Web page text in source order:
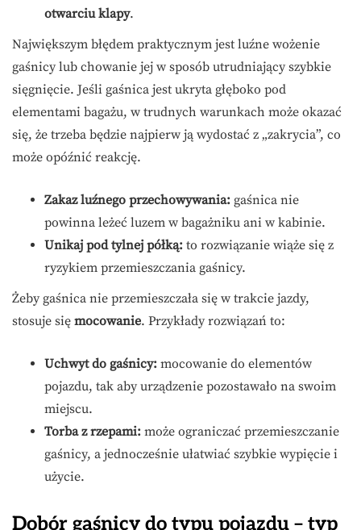
otwarciu klapy.
Największym błędem praktycznym jest luźne wożenie
gaśnicy lub chowanie jej w sposób utrudniający szybkie
sięgnięcie. Jeśli gaśnica jest ukryta głęboko pod
elementami bagażu, w trudnych warunkach może okazać
się, że trzeba będzie najpierw ją wydostać z „zakrycia”, co
może opóźnić reakcję.
Zakaz luźnego przechowywania: gaśnica nie
powinna leżeć luzem w bagażniku ani w kabinie.
Unikaj pod tylnej półką: to rozwiązanie wiąże się z
ryzykiem przemieszczania gaśnicy.
Żeby gaśnica nie przemieszczała się w trakcie jazdy,
stosuje się mocowanie. Przykłady rozwiązań to:
Uchwyt do gaśnicy: mocowanie do elementów
pojazdu, tak aby urządzenie pozostawało na swoim
miejscu.
Torba z rzepami: może ograniczać przemieszczanie
gaśnicy, a jednocześnie ułatwiać szybkie wypięcie i
użycie.
Dobór gaśnicy do typu pojazdu – typ